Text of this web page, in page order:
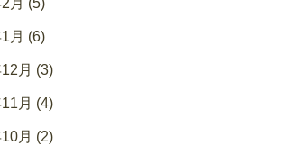
月 (5)
月 (6)
月 (3)
月 (4)
月 (2)